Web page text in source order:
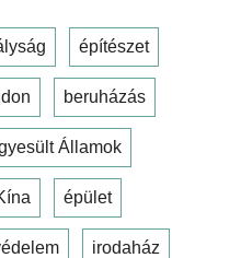
építészet
beruházás
Államok
épület
irodaház